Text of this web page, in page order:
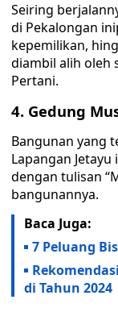
Seiring
di Pekalongan
kepemilikan,
diambil alih oleh
Pertani.
4. Gedung
Bangunan yang
Lapangan
dengan tulisan
bangunannya.
Baca Juga:
7 Peluang
di Tahun 2024